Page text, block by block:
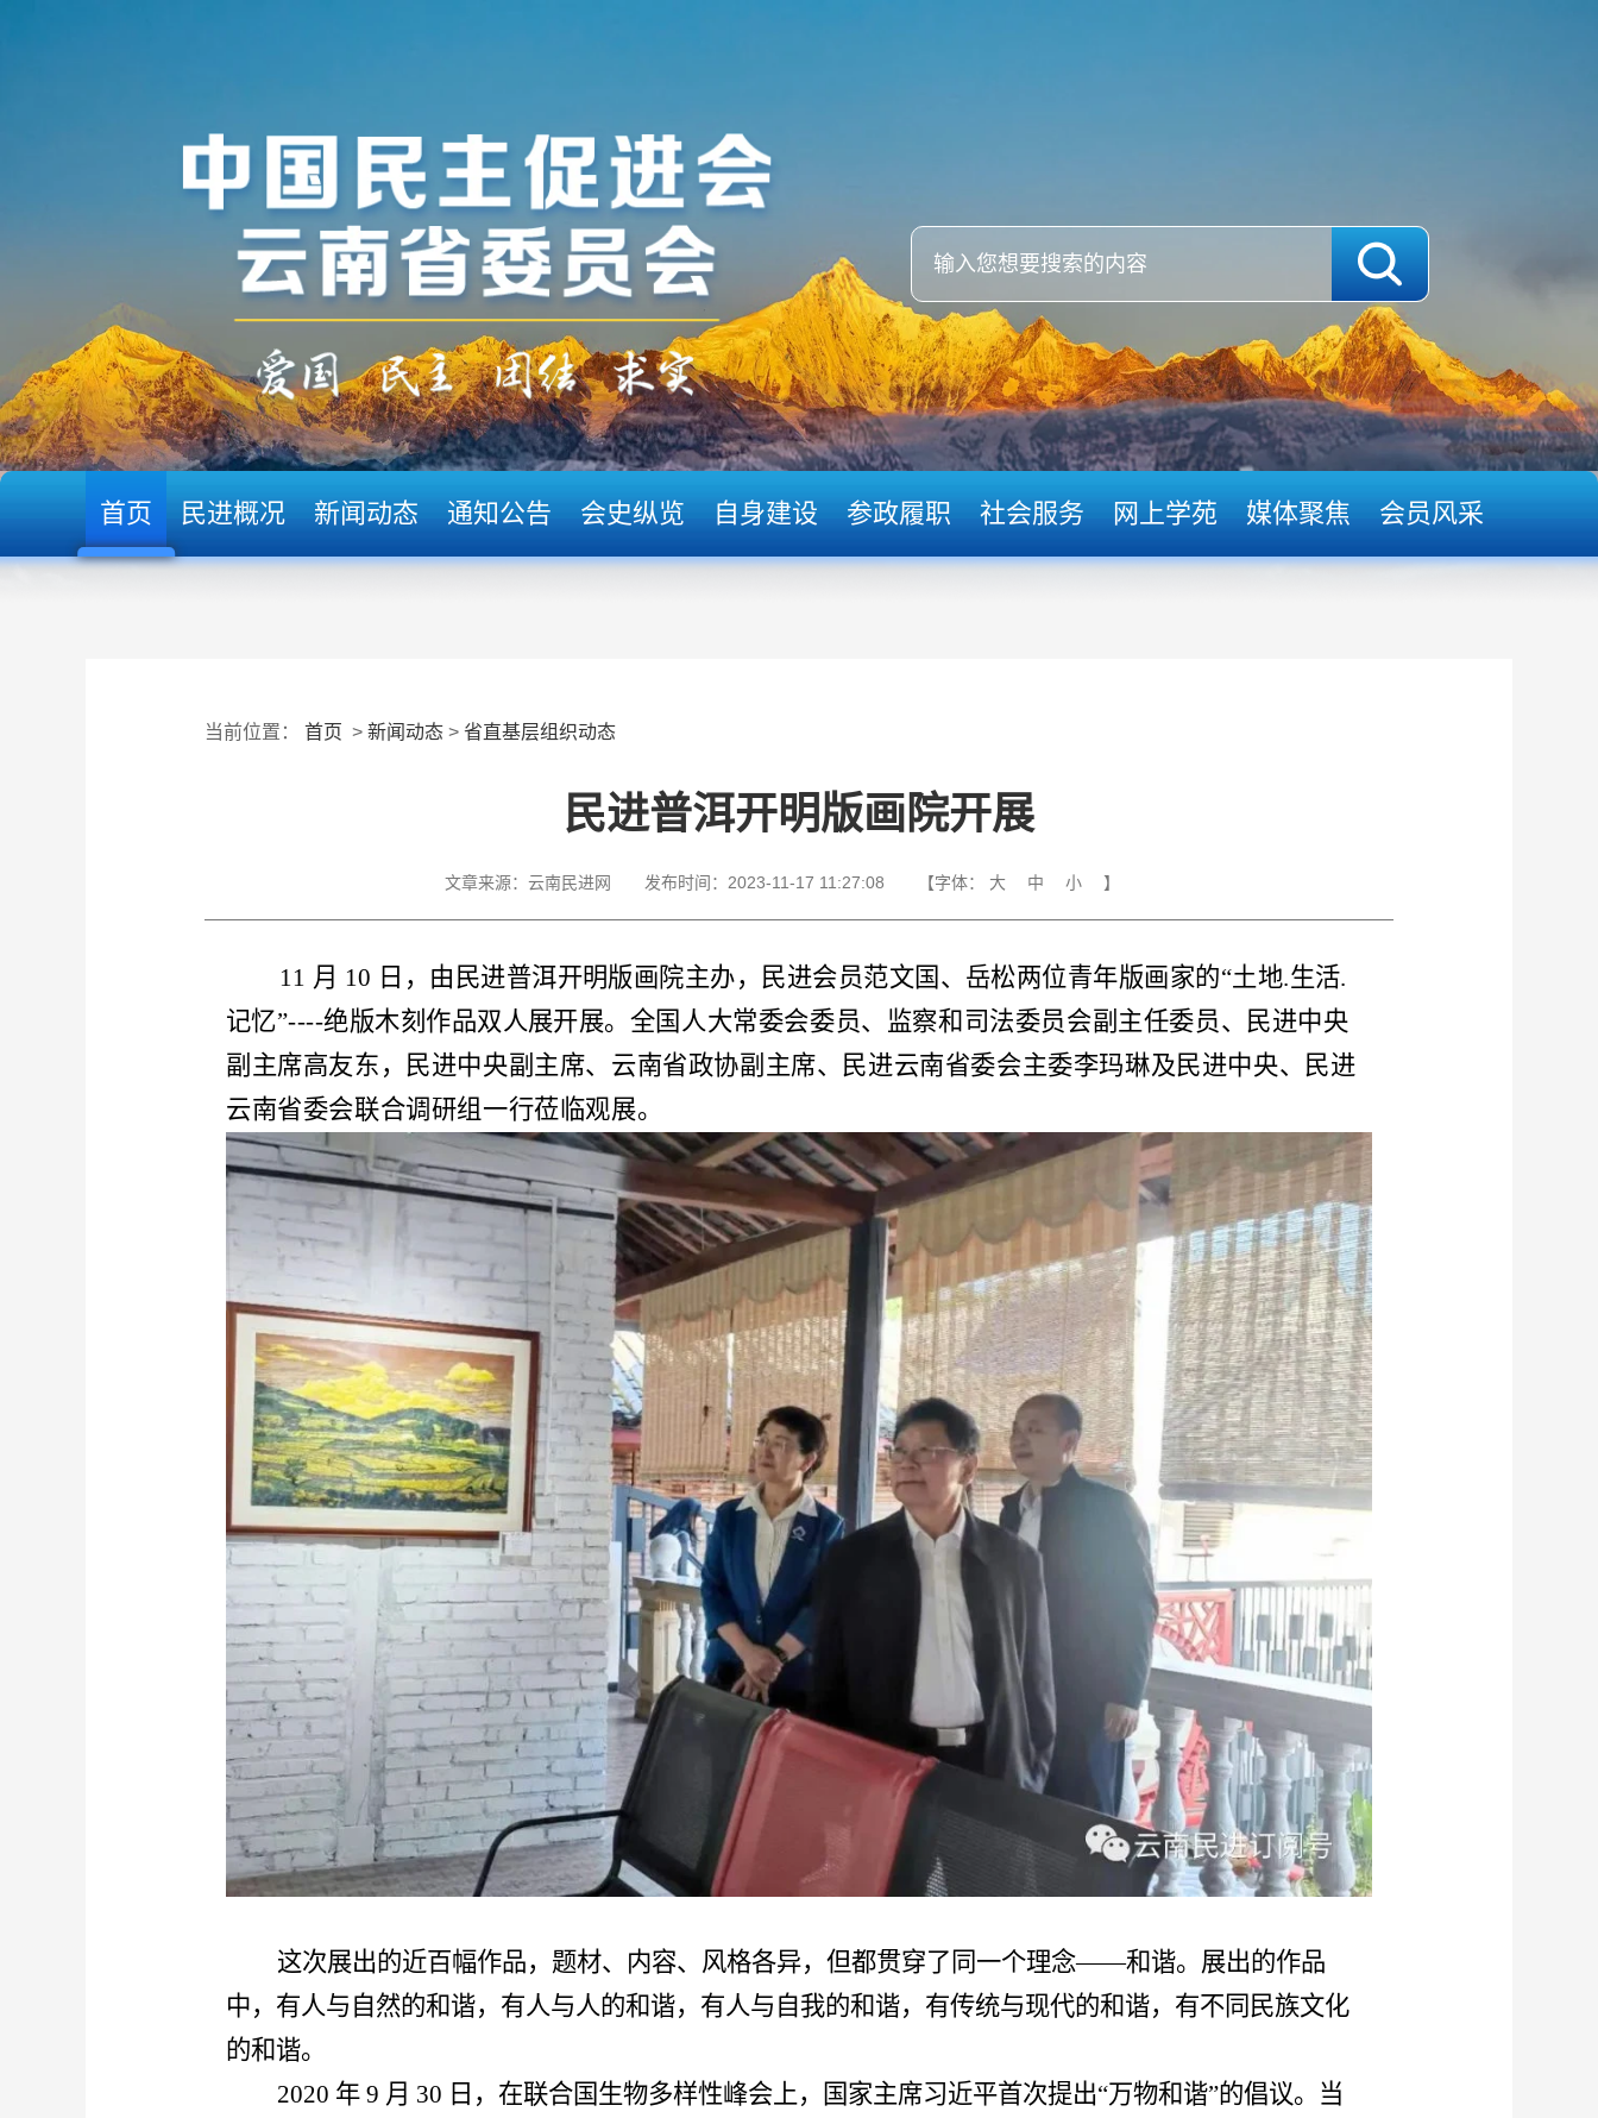
首页 民进概况 新闻动态 通知公告 会史纵览 自身建设 参政履职 社会服务 网上学苑 媒体聚焦 会员风采
当前位置： 首页 > 新闻动态 > 省直基层组织动态
民进普洱开明版画院开展
文章来源： 云南民进网 发布时间： 2023-11-17 11:27:08 【字体： 大 中 小 】
11 月 10 日，由民进普洱开明版画院主办，民进会员范文国、岳松两位青年版画家的“土地.生活.
记忆”----绝版木刻作品双人展开展。 全国人大常委会委员、监察和司法委员会副主任委员、民进中央
副主席高友东，民进中央副主席、云南省政协副主席、民进云南省委会主委李玛琳及民进中央、民进
云南省委会联合调研组一行莅临观展。
这次展出的近百幅作品，题材、内容、风格各异，但都贯穿了同一个理念——和谐。展出的作品
中，有人与自然的和谐，有人与人的和谐，有人与自我的和谐，有传统与现代的和谐，有不同民族文化
的和谐。
2020 年 9 月 30 日，在联合国生物多样性峰会上，国家主席习近平首次提出“万物和谐”的倡议。当